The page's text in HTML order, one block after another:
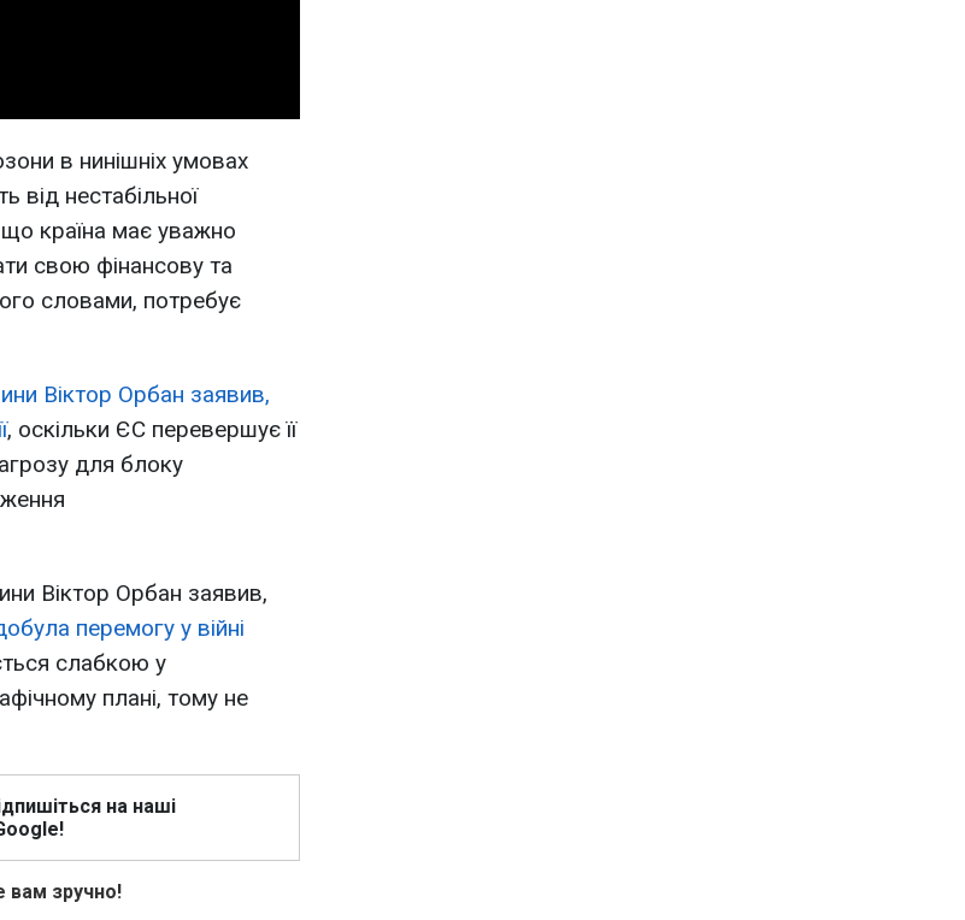
в нинішніх умовах
від нестабільної
що країна має уважно
свою фінансову та
словами, потребує
Віктор Орбан заявив,
, оскільки ЄС перевершує її
для блоку
Віктор Орбан заявив,
перемогу у війні
слабкою у
плані, тому не
на наші
вам зручно!